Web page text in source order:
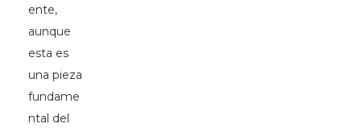
ente,
aunque
esta es
una pieza
fundame
ntal del